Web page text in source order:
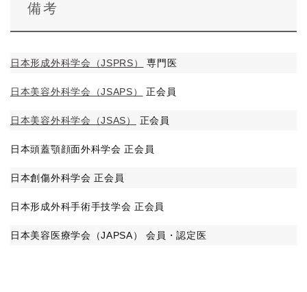
備考
日本形成外科学会（JSPRS） 専門医
日本美容外科学会（JSAPS） 正会員
日本美容外科学会（JSAS） 正会員
日本頭蓋顎顔面外科学会 正会員
日本創傷外科学会 正会員
日本形成外科手術手技学会 正会員
日本美容医療学会（JAPSA） 会員・認定医